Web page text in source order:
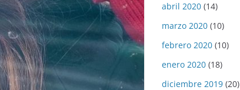
abril 2020 (14)
marzo 2020 (10)
febrero 2020 (10)
enero 2020 (18)
diciembre 2019 (20)